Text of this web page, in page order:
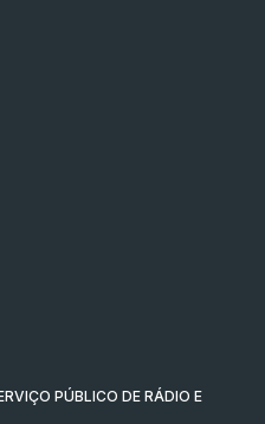
PÚBLICO DE RÁDIO E